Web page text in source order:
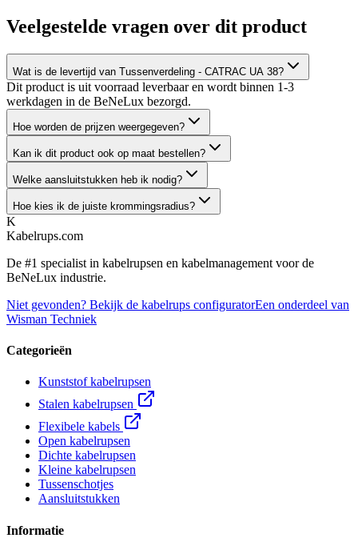
Veelgestelde vragen over dit product
Wat is de levertijd van Tussenverdeling - CATRAC UA 38?
Dit product is uit voorraad leverbaar en wordt binnen 1-3
werkdagen in de BeNeLux bezorgd.
Hoe worden de prijzen weergegeven?
Kan ik dit product ook op maat bestellen?
Welke aansluitstukken heb ik nodig?
Hoe kies ik de juiste krommingsradius?
K
Kabelrups.com
De #1 specialist in kabelrupsen en kabelmanagement voor de
BeNeLux industrie.
Niet gevonden? Bekijk de kabelrups configuratorEen onderdeel van
Wisman Techniek
Categorieën
Kunststof kabelrupsen
Stalen kabelrupsen
Flexibele kabels
Open kabelrupsen
Dichte kabelrupsen
Kleine kabelrupsen
Tussenschotjes
Aansluitstukken
Informatie